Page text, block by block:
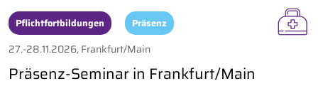
Pflichtfortbildungen Präsenz
27.-28.11.2026, Frankfurt/Main
Präsenz-Seminar in Frankfurt/Main